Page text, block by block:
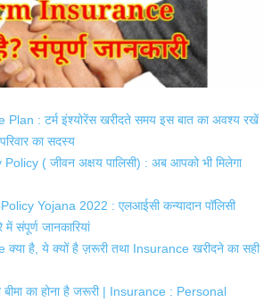
: टर्म इंश्योरेंस खरीदते समय इस बात का अवश्य रखें
का सदस्य
( जीवन अक्षय पालिसी) : अब आपको भी मिलेगा
Yojana 2022 : एलआईसी कन्यादान पॉलिसी
संपूर्ण जानकारियां
है, ये क्यों है ज़रूरी तथा Insurance खरीदने का सही
बीमा का होना है जरूरी | Insurance : Personal